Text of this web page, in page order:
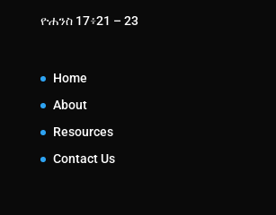
ዮሐንስ 17፥21 – 23
Home
About
Resources
Contact Us